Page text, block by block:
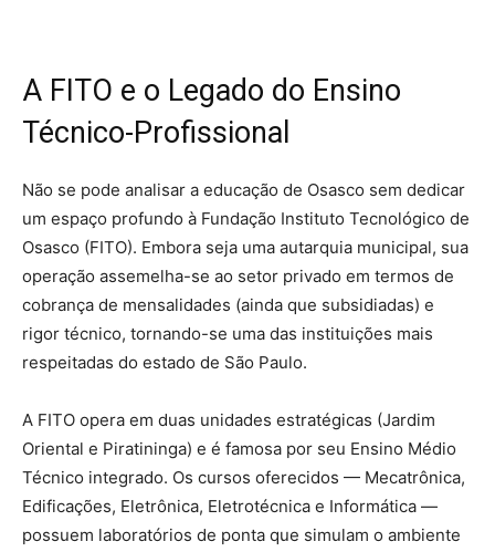
A FITO e o Legado do Ensino
Técnico-Profissional
Não se pode analisar a educação de Osasco sem dedicar
um espaço profundo à Fundação Instituto Tecnológico de
Osasco (FITO). Embora seja uma autarquia municipal, sua
operação assemelha-se ao setor privado em termos de
cobrança de mensalidades (ainda que subsidiadas) e
rigor técnico, tornando-se uma das instituições mais
respeitadas do estado de São Paulo.
A FITO opera em duas unidades estratégicas (Jardim
Oriental e Piratininga) e é famosa por seu Ensino Médio
Técnico integrado. Os cursos oferecidos — Mecatrônica,
Edificações, Eletrônica, Eletrotécnica e Informática —
possuem laboratórios de ponta que simulam o ambiente